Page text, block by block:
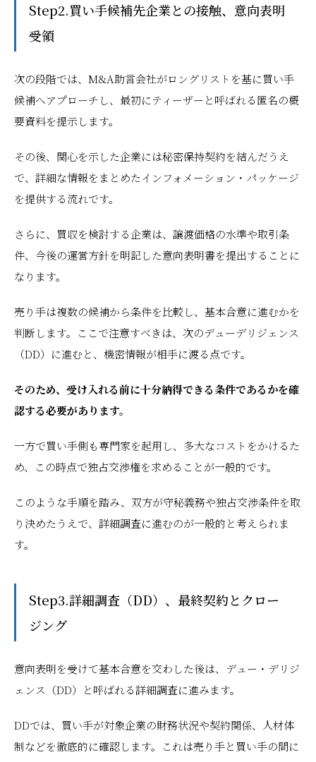
Step2.買い手候補先企業との接触、意向表明
受領
次の段階では、M&A助言会社がロングリストを基に買い手
候補へアプローチし、最初にティーザーと呼ばれる匿名の概
要資料を提示します。
その後、関心を示した企業には秘密保持契約を結んだうえ
で、詳細な情報をまとめたインフォメーション・パッケージ
を提供する流れです。
さらに、買収を検討する企業は、譲渡価格の水準や取引条
件、今後の運営方針を明記した意向表明書を提出することに
なります。
売り手は複数の候補から条件を比較し、基本合意に進むかを
判断します。ここで注意すべきは、次のデューデリジェンス
（DD）に進むと、機密情報が相手に渡る点です。
そのため、受け入れる前に十分納得できる条件であるかを確
認する必要があります。
一方で買い手側も専門家を起用し、多大なコストをかけるた
め、この時点で独占交渉権を求めることが一般的です。
このような手順を踏み、双方が守秘義務や独占交渉条件を取
り決めたうえで、詳細調査に進むのが一般的と考えられま
す。
Step3.詳細調査（DD）、最終契約とクロー
ジング
意向表明を受けて基本合意を交わした後は、デュー・デリジ
ェンス（DD）と呼ばれる詳細調査に進みます。
DDでは、買い手が対象企業の財務状況や契約関係、人材体
制などを徹底的に確認します。これは売り手と買い手の間に